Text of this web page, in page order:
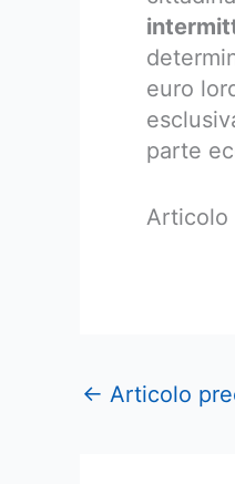
euro
parte
Articolo
← Articolo